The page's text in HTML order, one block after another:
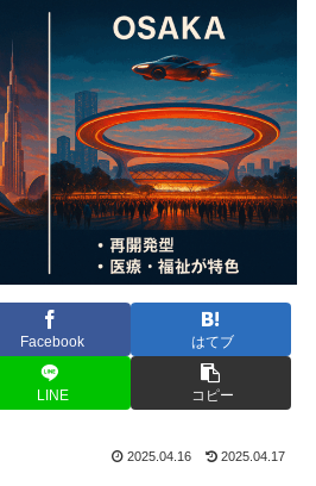
Facebook はてブ
LINE コピー
2025.04.16 2025.04.17